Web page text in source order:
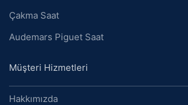
Çakma Saat
Audemars Piguet Saat
Müşteri Hizmetleri
Hakkımızda